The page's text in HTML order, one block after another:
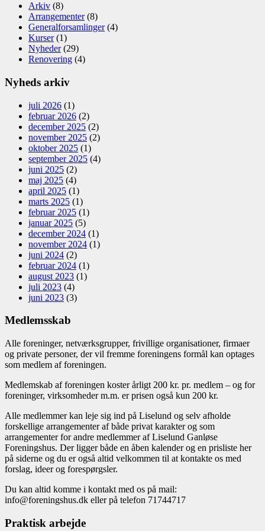
Arkiv (8)
Arrangementer(8)
Generalforsamlinger(4)
Kurser(1)
Nyheder(29)
Renovering (4)
Nyheds arkiv
juli 2026 (1)
februar 2026 (2)
december 2025 (2)
november 2025 (2)
oktober 2025 (1)
september 2025 (4)
juni 2025 (2)
maj 2025 (4)
april 2025 (1)
marts 2025 (1)
februar 2025 (1)
januar 2025 (5)
december 2024 (1)
november 2024 (1)
juni 2024 (2)
februar 2024 (1)
august 2023 (1)
juli 2023 (4)
juni 2023 (3)
Medlemsskab
Alle foreninger, netværksgrupper, frivillige organisationer, firmaer
og private personer, der vil fremme foreningens formål kan optages
som medlem af foreningen.
Medlemskab af foreningen koster årligt 200 kr. pr. medlem – og for
foreninger, virksomheder m.m. er prisen også kun 200 kr.
Alle medlemmer kan leje sig ind på Liselund og selv afholde
forskellige arrangementer af både privat karakter og som
arrangementer for andre medlemmer af Liselund Ganløse
Foreningshus. Der ligger både en åben kalender og en prisliste her
på siderne og du er også altid velkommen til at kontakte os med
forslag, ideer og forespørgsler.
Du kan altid komme i kontakt med os på mail:
info@foreningshus.dk eller på telefon 71744717
Praktisk arbejde